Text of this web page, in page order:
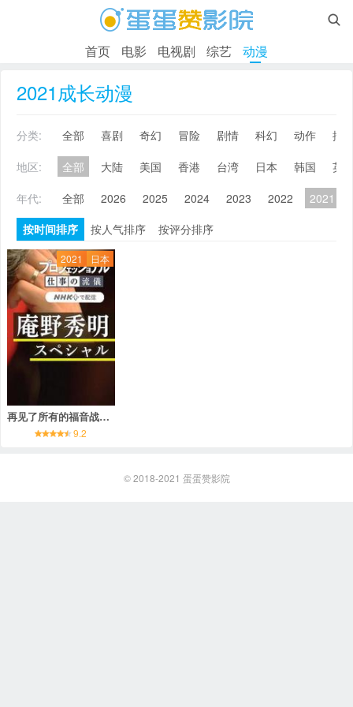

首页 电影 电视剧 综艺 动漫
2021成长动漫
分类: 全部 喜剧 奇幻 冒险 剧情 科幻 动作
搞
地区:
全部 大陆 美国 香港 台湾 日本 韩国
英
年代:
全部 2026 2025 2024 2023 2022 2021
按时间排序
按人气排序 按评分排序
2021 日本
再见了所有的福音战士～庵野秀明的1214日～
9.2
© 2018-2021 蛋蛋赞影院